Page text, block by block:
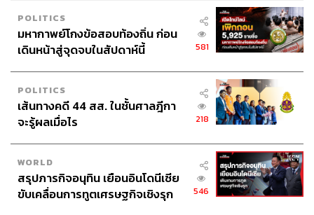
POLITICS
มหากาพย์โกงข้อสอบท้องถิ่น ก่อน
เดินหน้าสู่จุดจบในสัปดาห์นี้
581
POLITICS
เส้นทางคดี 44 สส. ในชั้นศาลฎีกา
จะรู้ผลเมื่อไร
218
WORLD
สรุปภารกิจอนุทิน เยือนอินโดนีเซีย
ขับเคลื่อนการทูตเศรษฐกิจเชิงรุก
546